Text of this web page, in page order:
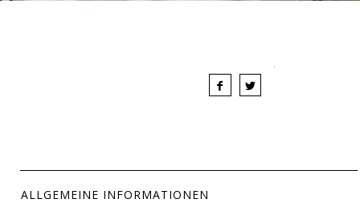
ALLGEMEINE INFORMATIONEN